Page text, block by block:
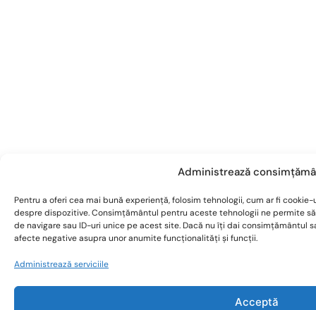
Administrează
Pentru a oferi cea mai bună experiență, folosim tehnologii, cum ar fi
despre dispozitive. Consimțământul pentru aceste tehnologii ne permite
de navigare sau ID-uri unice pe acest site. Dacă nu îți dai consimțământul
afecte negative asupra unor anumite funcționalități și funcții.
Administrează serviciile
Acceptă